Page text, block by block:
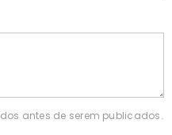
antes de serem publicados.